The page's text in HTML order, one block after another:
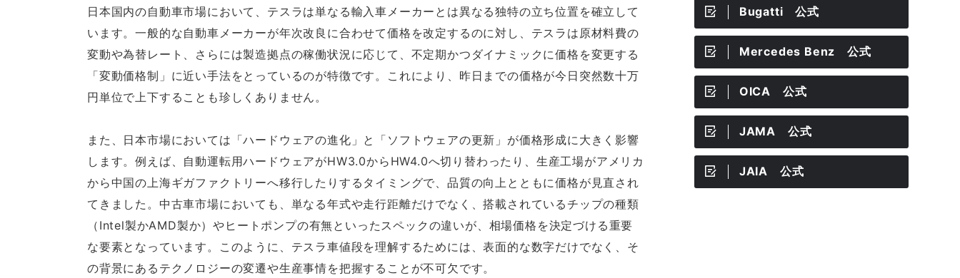
日本国内の自動車市場において、テスラは単なる輸入車メーカーとは異なる独特の立ち位置を確立して
います。一般的な自動車メーカーが年次改良に合わせて価格を改定するのに対し、テスラは原材料費の
変動や為替レート、さらには製造拠点の稼働状況に応じて、不定期かつダイナミックに価格を変更する
「変動価格制」に近い手法をとっているのが特徴です。これにより、昨日までの価格が今日突然数十万
円単位で上下することも珍しくありません。
また、日本市場においては「ハードウェアの進化」と「ソフトウェアの更新」が価格形成に大きく影響
します。例えば、自動運転用ハードウェアがHW3.0からHW4.0へ切り替わったり、生産工場がアメリカ
から中国の上海ギガファクトリーへ移行したりするタイミングで、品質の向上とともに価格が見直され
てきました。中古車市場においても、単なる年式や走行距離だけでなく、搭載されているチップの種類
（Intel製かAMD製か）やヒートポンプの有無といったスペックの違いが、相場価格を決定づける重要
な要素となっています。このように、テスラ車値段を理解するためには、表面的な数字だけでなく、そ
の背景にあるテクノロジーの変遷や生産事情を把握することが不可欠です。
Bugatti 公式
Mercedes Benz 公式
OICA 公式
JAMA 公式
JAIA 公式